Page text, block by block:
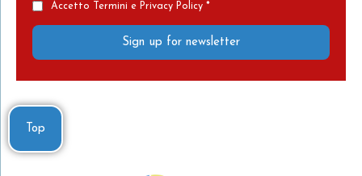
Accetto Termini e Privacy Policy *
Sign up for newsletter
Top